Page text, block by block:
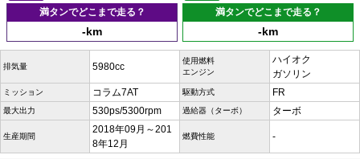
満タンでどこまで走る？
-km
満タンでどこまで走る？
-km
排気量 5980cc
使用燃料
エンジン
ハイオク
ガソリン
ミッション コラム7AT 駆動方式 FR
最大出力 530ps/5300rpm 過給器（ターボ） ターボ
生産期間
2018年09月～201
8年12月
燃費性能 -